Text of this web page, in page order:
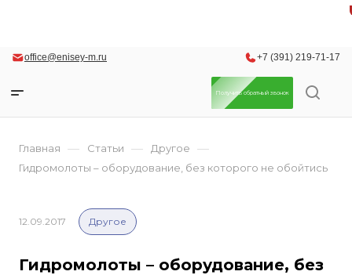
Главная — Статьи — Другое —
Гидромолоты – оборудование, без которого не обойтись
12.09.2017 Другое
Гидромолоты – оборудование, без